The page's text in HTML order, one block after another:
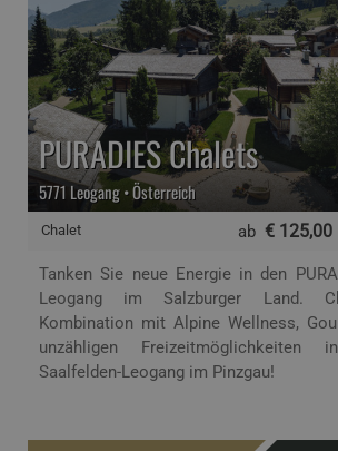
Chalet
PURADIES Chalets
5771 Leogang • Österreich
ab € 125,00
Tanken Sie neue Energie in den
Leogang im Salzburger Land.
Kombination mit Alpine Wellness,
unzähligen
Saalfelden-Leogang im Pinzgau!